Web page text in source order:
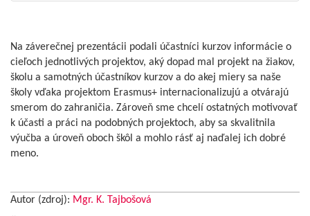
Na záverečnej prezentácii podali účastníci kurzov informácie o
cieľoch jednotlivých projektov, aký dopad mal projekt na žiakov,
školu a samotných účastníkov kurzov a do akej miery sa naše
školy vďaka projektom Erasmus+ internacionalizujú a otvárajú
smerom do zahraničia. Zároveň sme chcelí ostatných motivovať
k účasti a práci na podobných projektoch, aby sa skvalitnila
výučba a úroveň oboch škôl a mohlo rásť aj naďalej ich dobré
meno.
Autor (zdroj): Mgr. K. Tajbošová